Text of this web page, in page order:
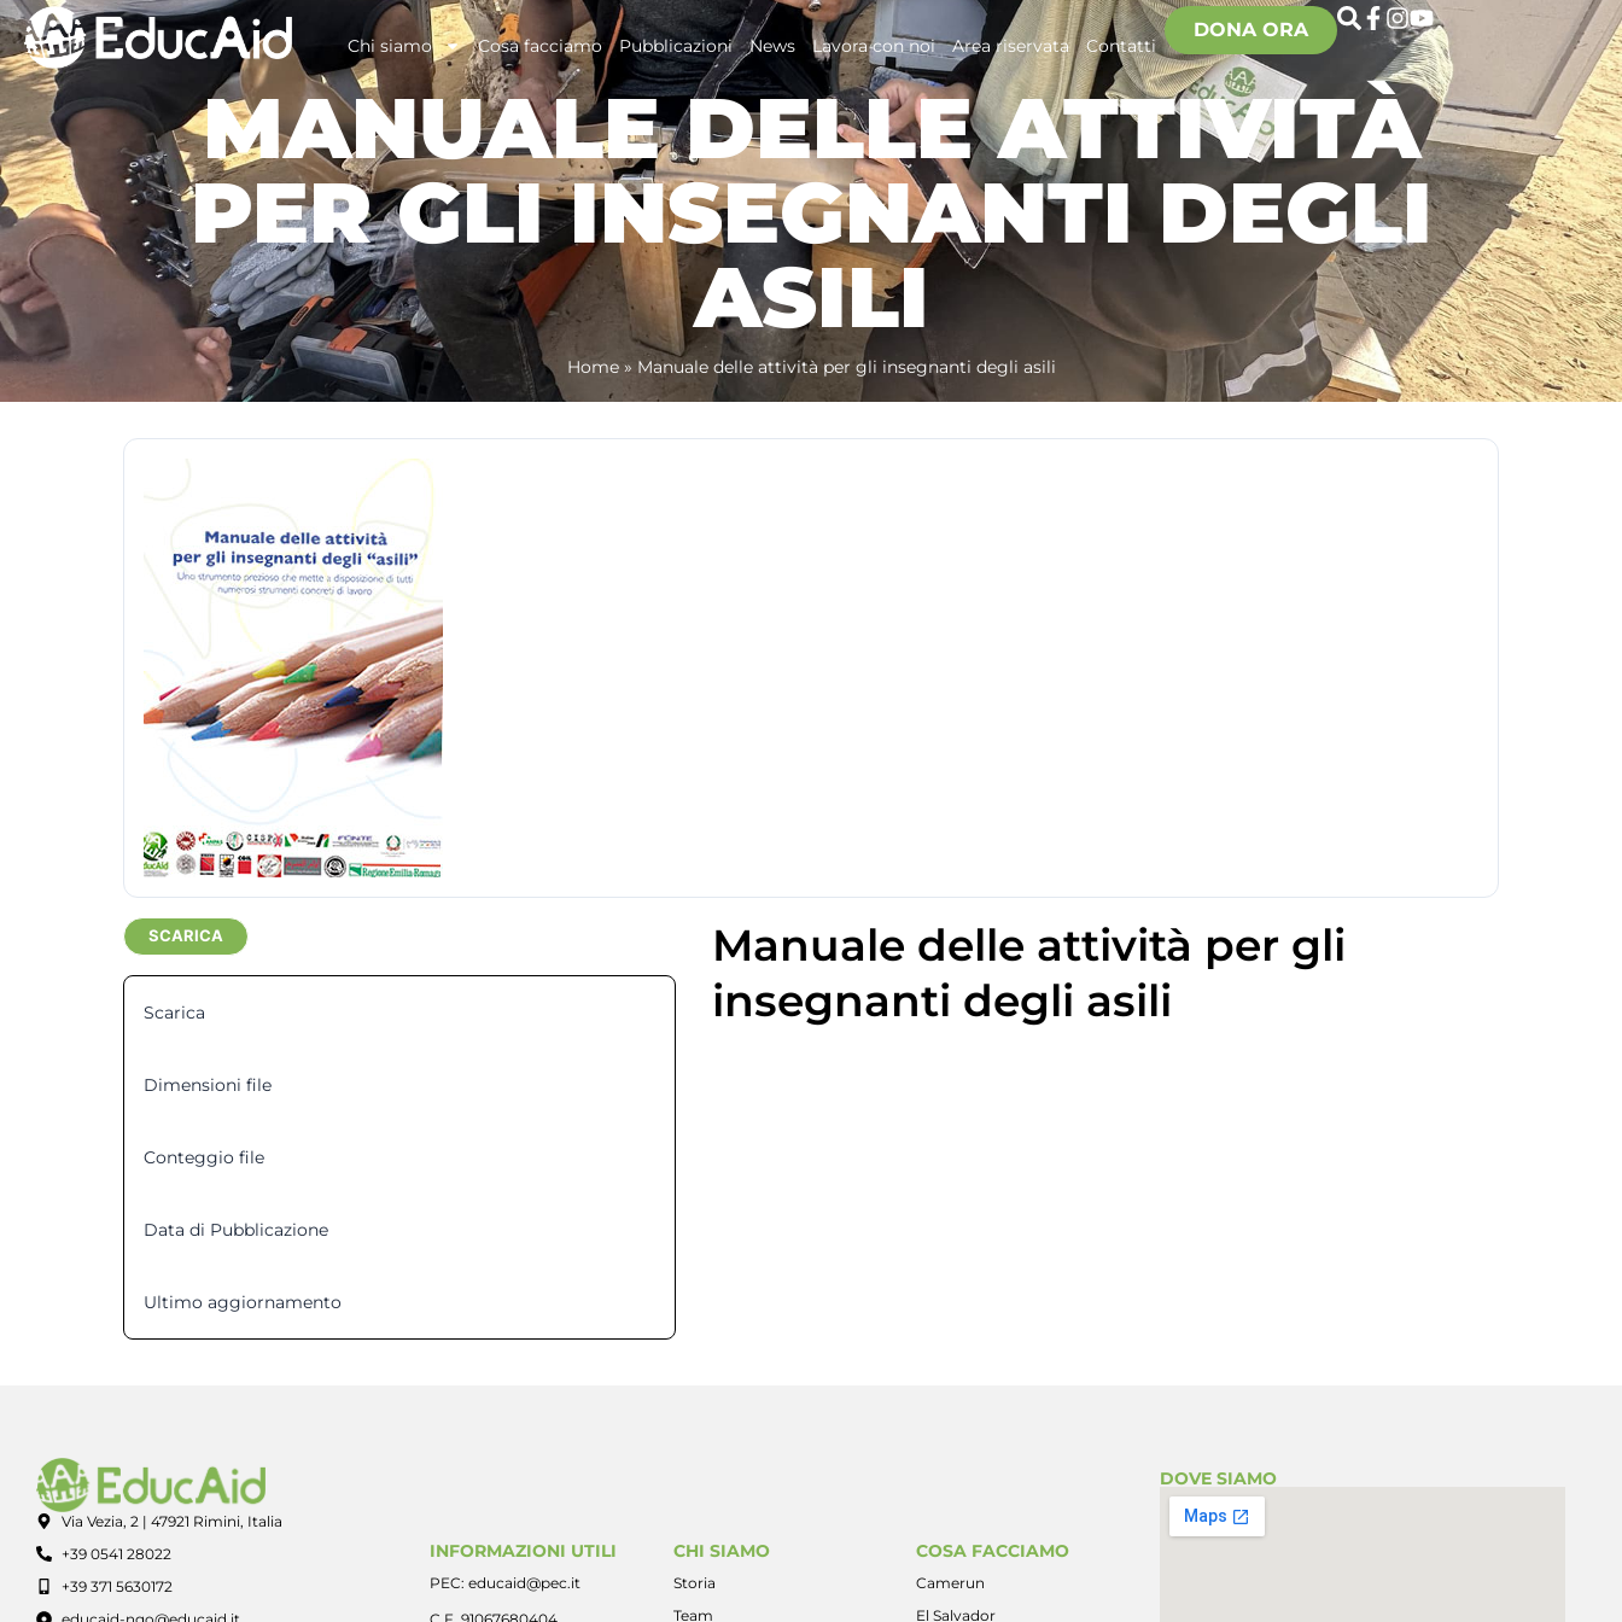
Chi siamo Cosa facciamo Pubblicazioni News Lavora con noi Area riservata Contatti
DONA ORA
MANUALE DELLE ATTIVITÀ
PER GLI INSEGNANTI DEGLI
ASILI
Home» Manuale delle attività per gli insegnanti degli asili
SCARICA
Scarica
Dimensioni file
Conteggio file
Data di Pubblicazione
Ultimo aggiornamento
Manuale delle attività per gli
insegnanti degli asili
Via Vezia, 2 | 47921 Rimini, Italia
+39 0541 28022
+39 371 5630172
INFORMAZIONI UTILI
PEC: educaid@pec.it
CHI SIAMO
Storia
Team
COSA FACCIAMO
Camerun
El Salvador
DOVE SIAMO